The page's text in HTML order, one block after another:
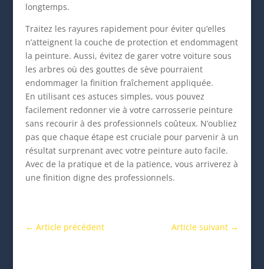
longtemps.
Traitez les rayures rapidement pour éviter qu’elles
n’atteignent la couche de protection et endommagent
la peinture. Aussi, évitez de garer votre voiture sous
les arbres où des gouttes de sève pourraient
endommager la finition fraîchement appliquée.
En utilisant ces astuces simples, vous pouvez
facilement redonner vie à votre carrosserie peinture
sans recourir à des professionnels coûteux. N’oubliez
pas que chaque étape est cruciale pour parvenir à un
résultat surprenant avec votre peinture auto facile.
Avec de la pratique et de la patience, vous arriverez à
une finition digne des professionnels.
← Article précédent Article suivant →